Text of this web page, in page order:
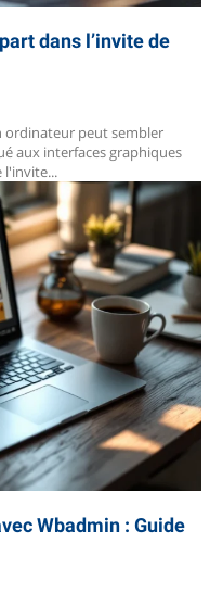
dans l’invite de
ordinateur peut sembler
aux interfaces graphiques
l'invite...
Wbadmin : Guide